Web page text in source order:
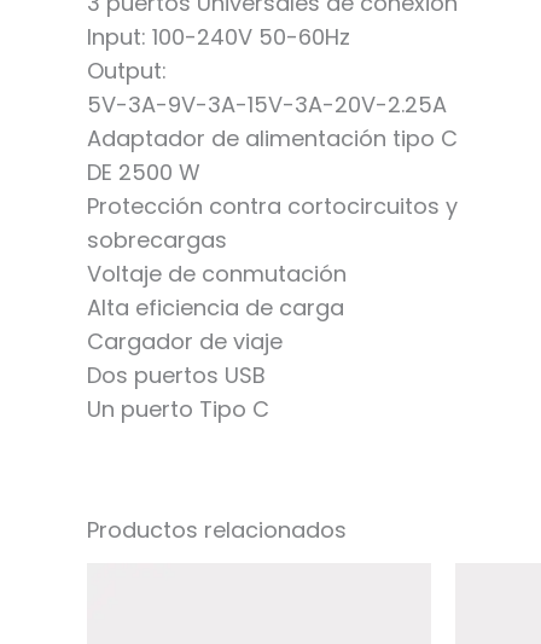
Input: 100-240V 50-60Hz
Output:
5V-3A-9V-3A-15V-3A-20V-2.25A
Adaptador de alimentación tipo C
DE 2500 W
Protección contra cortocircuitos y
sobrecargas
Voltaje de conmutación
Alta eficiencia de carga
Cargador de viaje
Dos puertos USB
Un puerto Tipo C
Productos relacionados